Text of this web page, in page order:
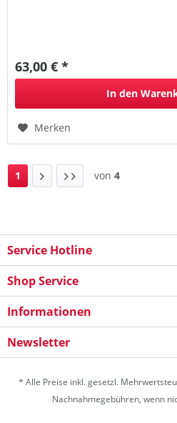
63,00 € *
In den
Merken
1 von 4
Service Hotline
Shop Service
Informationen
Newsletter
* Alle Preise inkl. gesetzl.
Nachnahmegebühren, wenn